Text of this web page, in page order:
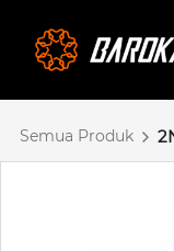
Semua Produk